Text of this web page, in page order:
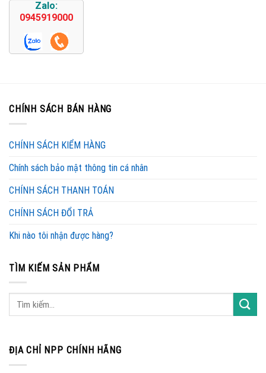
Zalo:
0945919000
CHÍNH SÁCH BÁN HÀNG
CHÍNH SÁCH KIỂM HÀNG
Chính sách bảo mật thông tin cá nhân
CHÍNH SÁCH THANH TOÁN
CHÍNH SÁCH ĐỔI TRẢ
Khi nào tôi nhận được hàng?
TÌM KIẾM SẢN PHẨM
ĐỊA CHỈ NPP CHÍNH HÃNG